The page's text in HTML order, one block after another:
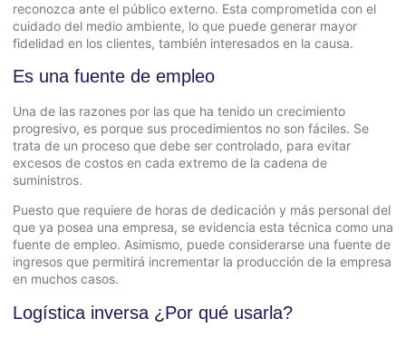
reconozca ante el público externo. Esta comprometida con el
cuidado del medio ambiente, lo que puede generar mayor
fidelidad en los clientes, también interesados en la causa.
Es una fuente de empleo
Una de las razones por las que ha tenido un crecimiento
progresivo, es porque sus procedimientos no son fáciles. Se
trata de un proceso que debe ser controlado, para evitar
excesos de costos en cada extremo de la cadena de
suministros.
Puesto que requiere de horas de dedicación y más personal del
que ya posea una empresa, se evidencia esta técnica como una
fuente de empleo. Asimismo, puede considerarse una fuente de
ingresos que permitirá incrementar la producción de la empresa
en muchos casos.
Logística inversa ¿Por qué usarla?